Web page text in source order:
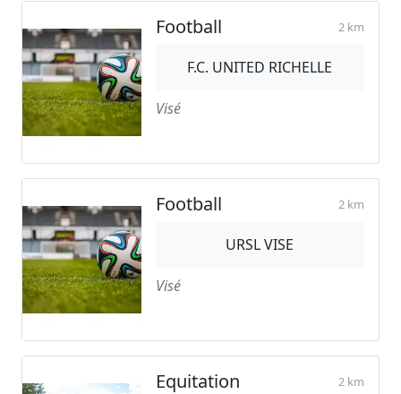
Football 2 km
F.C. UNITED RICHELLE
Visé
Football 2 km
URSL VISE
Visé
Equitation 2 km